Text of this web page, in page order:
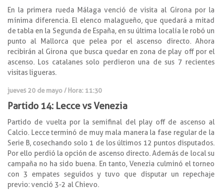
En la primera rueda Málaga venció de visita al Girona por la
mínima diferencia. El elenco malagueño, que quedará a mitad
de tabla en la Segunda de España, en su última localía le robó un
punto al Mallorca que pelea por el ascenso directo. Ahora
recibirán al Girona que busca quedar en zona de play off por el
ascenso. Los catalanes solo perdieron una de sus 7 recientes
visitas ligueras.
jueves 20 de mayo / Hora: 11:30
Partido 14: Lecce vs Venezia
Partido de vuelta por la semifinal del play off de ascenso al
Calcio. Lecce terminó de muy mala manera la fase regular de la
Serie B, cosechando solo 1 de los últimos 12 puntos disputados.
Por ello perdió la opción de ascenso directo. Además de local su
campaña no ha sido buena. En tanto, Venezia culminó el torneo
con 3 empates seguidos y tuvo que disputar un repechaje
previo: venció 3-2 al Chievo.